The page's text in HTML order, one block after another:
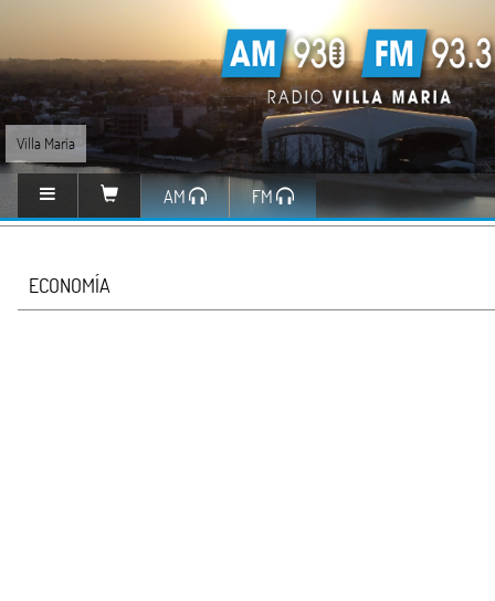
Villa María
AM FM
ECONOMÍA